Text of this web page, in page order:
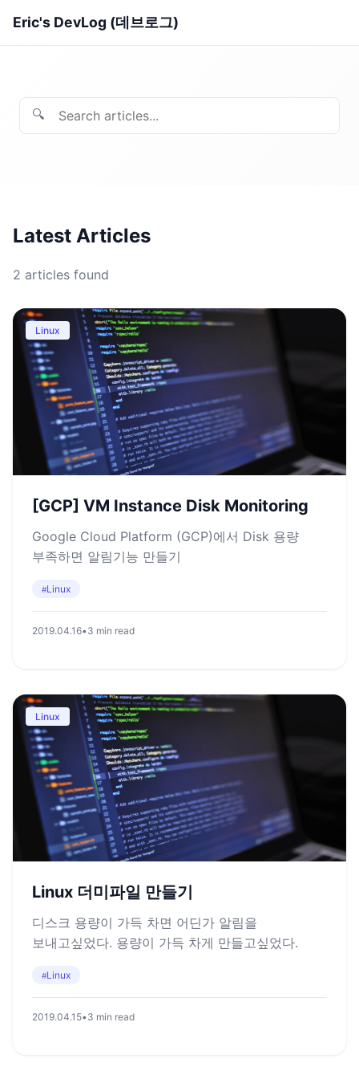
Eric's DevLog (데브로그)
🔍
Latest Articles
2 articles found
Linux
[GCP] VM Instance Disk Monitoring
Google Cloud Platform (GCP)에서 Disk 용량
부족하면 알림기능 만들기
#Linux
2019.04.16•3 min read
Linux
Linux 더미파일 만들기
디스크 용량이 가득 차면 어딘가 알림을
보내고싶었다. 용량이 가득 차게 만들고싶었다.
#Linux
2019.04.15•3 min read